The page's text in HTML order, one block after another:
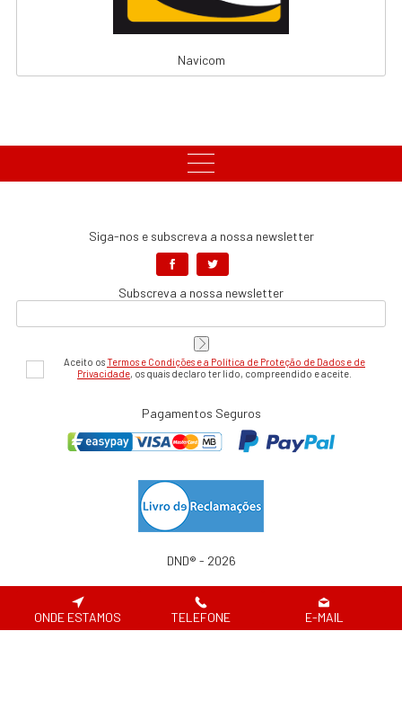
Navicom
Siga-nos e subscreva a nossa newsletter
Subscreva a nossa newsletter
Aceito osTermos e Condições e a Política de Proteção de Dados e de
Privacidade, os quais declaro ter lido, compreendido e aceite.
Pagamentos Seguros
DND® - 2026
Website desenvolvido por
ONDE ESTAMOS TELEFONE E-MAIL